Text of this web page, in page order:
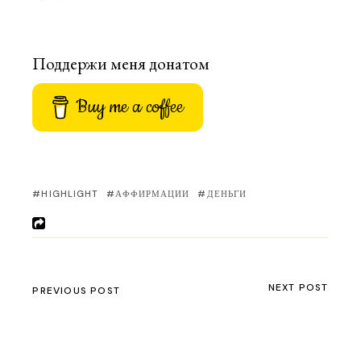
Поддержи меня донатом
Buy me a coffee
HIGHLIGHT АФФИРМАЦИИ ДЕНЬГИ
PREVIOUS POST NEXT POST